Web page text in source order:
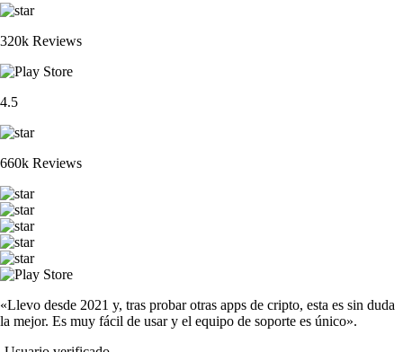
320k Reviews
4.5
660k Reviews
«Llevo desde 2021 y, tras probar otras apps de cripto, esta es sin duda
la mejor. Es muy fácil de usar y el equipo de soporte es único».